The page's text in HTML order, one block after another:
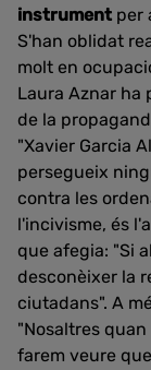
instrument per
S'han oblidat
molt en
Laura Aznar ha
de la
"Xavier Garcia
persegueix
contra les
l'incivisme, és
que afegia: "Si
desconèixer la
ciutadans". A
"Nosaltres
farem veure